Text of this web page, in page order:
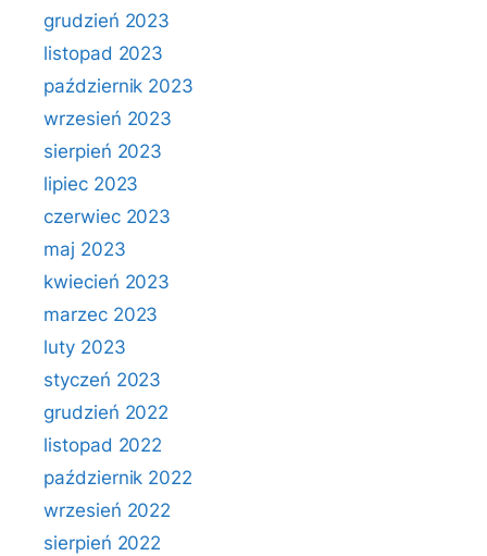
grudzień 2023
listopad 2023
październik 2023
wrzesień 2023
sierpień 2023
lipiec 2023
czerwiec 2023
maj 2023
kwiecień 2023
marzec 2023
luty 2023
styczeń 2023
grudzień 2022
listopad 2022
październik 2022
wrzesień 2022
sierpień 2022